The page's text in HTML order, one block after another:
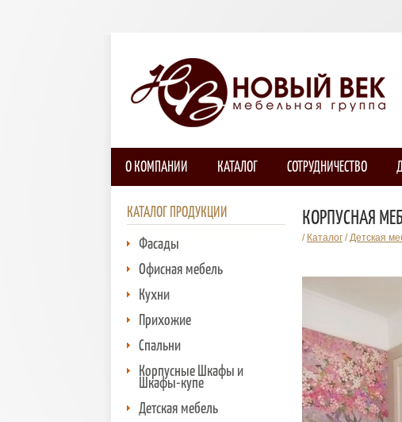
О КОМПАНИИ КАТАЛОГ СОТРУДНИЧЕСТВО
КАТАЛОГ ПРОДУКЦИИ
Фасады
Офисная мебель
Кухни
Прихожие
Спальни
Корпусные Шкафы и
Шкафы-купе
Детская мебель
КОРПУСНАЯ
/ Каталог /Детская